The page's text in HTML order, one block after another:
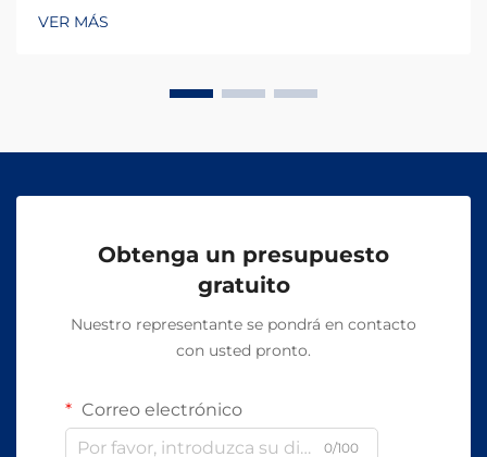
VER MÁS
Obtenga un presupuesto
gratuito
Nuestro representante se pondrá en contacto
con usted pronto.
Correo electrónico
0/100